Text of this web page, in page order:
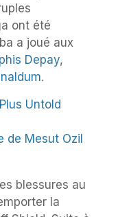
ont été
a joué aux
Depay,
.
de Mesut Ozil
blessures au
la